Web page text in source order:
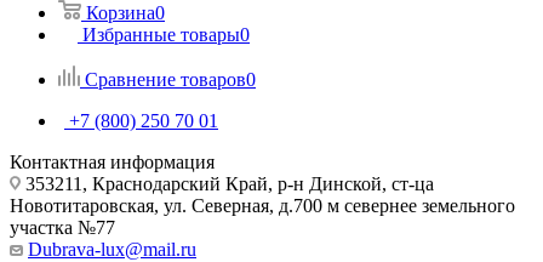
Корзина0
Избранные товары0
Сравнение товаров0
+7 (800) 250 70 01
Контактная информация
353211, Краснодарский Край, р-н Динской, ст-ца
Новотитаровская, ул. Северная, д.700 м севернее земельного
участка №77
Dubrava-lux@mail.ru